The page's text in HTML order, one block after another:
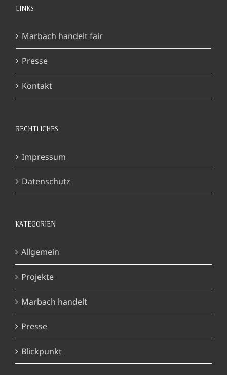
LINKS
Marbach handelt fair
Presse
Kontakt
RECHTLICHES
Impressum
Datenschutz
KATEGORIEN
Allgemein
Projekte
Marbach handelt
Presse
Blickpunkt